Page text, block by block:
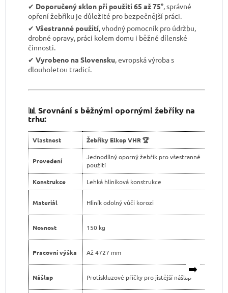
✔︎ Doporučený sklon při použití 65 až 75°, správné
opření žebříku je důležité pro bezpečnější práci.
✔︎ Všestranné použití, vhodný pomocník pro údržbu,
drobné opravy, práci kolem domu i běžné dílenské
činnosti.
✔︎ Vyrobeno na Slovensku, evropská výroba s
dlouholetou tradicí.
📊 Srovnání s běžnými opornými žebříky na
trhu:
➡️
Vlastnost Žebříky Elkop VHR 🏆
Provedení
Jednodílný oporný žebřík pro všestranné
použití
Konstrukce Lehká hliníková konstrukce
Materiál Hliník odolný vůči korozi
Nosnost 150 kg
Pracovní výška Až 4727 mm
Nášlap Protiskluzové příčky pro jistější nášlap